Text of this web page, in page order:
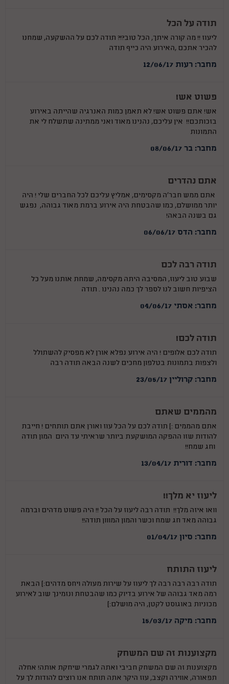
תודה על הכל
ליעוז !! מה קורה איתך, הכל טוב?!? תודה לכם על ההשקעה, שמחנו
להכיר אתכם ,האירוע היה כייף תודה
מחבר: רעות 12/06/17
פשוט אש!
אש! אתם פשוט אש! לא תאמן כמות האנרגיה שהייתה באירוע
בזכותכם!! אין עליכם, נהנינו מאוד ואני ממתינה שתשלח לי את
התמונות
מחבר: בר 08/06/17
אתם נהדרים
אתם ממש חבר'ה מקסימים, אמליץ עליכם לכל החברים שלי ! היה
יותר ממושלם, כמו שהבטחת היה אירוע ברמת מאוד גבוהה, נפגש
גם בשנה הבאה!
מחבר: הדס 06/06/17
תודה רבה לכם
שבוע טוב ליעוז, המסיבה היתה מקסימה, שמחת אותנו מעל כל
הציפיות חשוב לנו לספר לך כמה נהנינו . תודה
מחבר: אסתי 04/06/17
תודה לכם!
תודה לכם אלופים ! היה אירוע נפלא אורן לא מפסיק להשתולל
ולצפות בתמונות בטלפון מחכים לשנה הבאה תודה רבה
מחבר: קרוליין 23/05/17
מהממים שאתם
אתם מהממים :) תודה לכם על הכל עוז ואורן אתם תותחים ! חייבת
להודות שזו ההפקה המושקעת ביותר שראיתי עד היום המון תודה
וחג שמח!!
מחבר: דורית 13/04/17
ליעוז יא מלך!!
וואו איזה מלך!! תודה רבה ליעוז על הכל !! היה פשוט מדהים וברמה
גבוהה מאד חג שמח וכשר והמון המווון תודה!!
מחבר: סיון 01/04/17
ליעוז התותח
תודה רבה רבה רבה לך ליעוז על שירות מעולה ויחס מדהים:) הבאת
רמה מאד גבוהה של אירוע בדיוק כמו שהבטחת ונזמינך שוב לאירוע
מכוניות באוגוסט לקטן, היה מושלם:)
מחבר: מיקה 15/03/17
מקצוענות זה שם המשחק
מקצוענות זה שם המשחק חביבי ואתה לגמרי שיחקת אותה! אחלה
תפאורה, אווירה וקצב, עוז היקר אתה תותח אנו רוצים להודות לך על